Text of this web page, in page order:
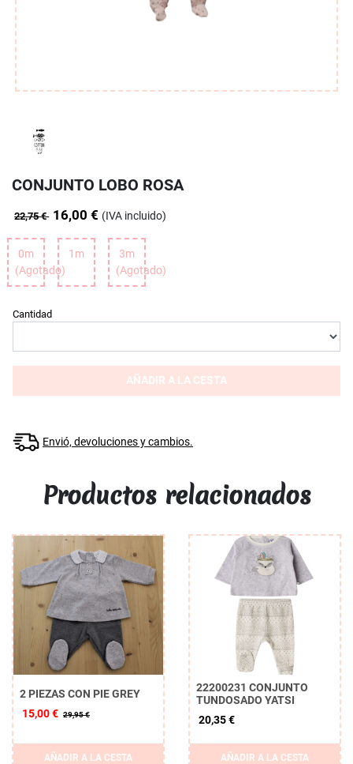
CONJUNTO LOBO ROSA
22,75 € 16,00 € (IVA incluido)
0m
(Agotado)
1m
3m
(Agotado)
Cantidad
AÑADIR A LA CESTA
Envió, devoluciones y cambios.
Productos relacionados
2 PIEZAS CON PIE GREY
15,00 € 29,95 €
AÑADIR A LA CESTA
22200231 CONJUNTO
TUNDOSADO YATSI
20,35 €
AÑADIR A LA CESTA